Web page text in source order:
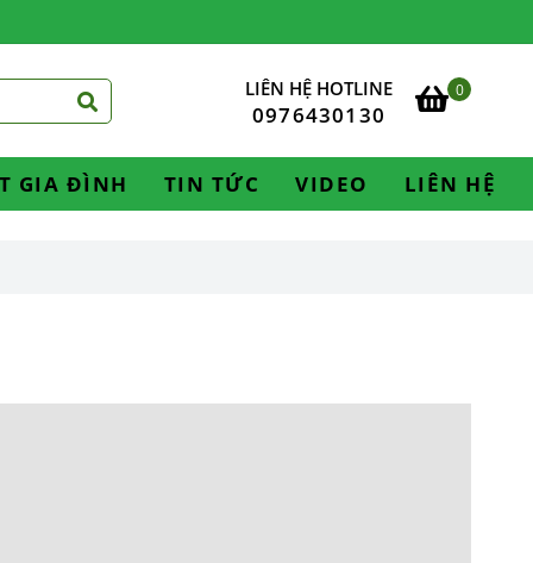
LIÊN HỆ HOTLINE
0976430130
0
GIA ĐÌNH TIN TỨC VIDEO LIÊN HỆ